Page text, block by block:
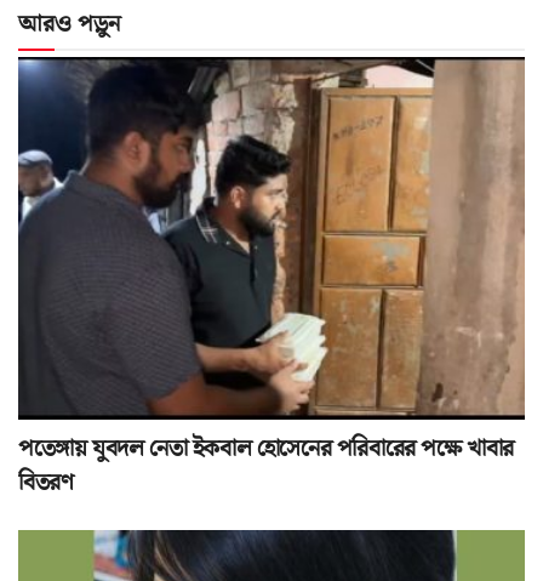
আরও পড়ুন
পতেঙ্গায় যুবদল নেতা ইকবাল হোসেনের পরিবারের পক্ষে খাবার
বিতরণ